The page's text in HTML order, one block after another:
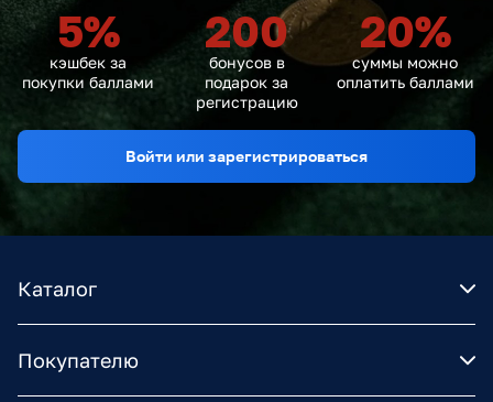
5%
кэшбек за
покупки баллами
200
бонусов в
подарок за
регистрацию
20%
суммы можно
оплатить баллами
Войти или зарегистрироваться
Каталог
Покупателю